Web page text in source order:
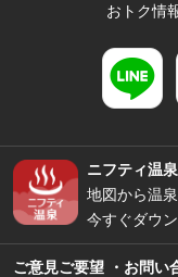
おトク情
ニフティ温
地図から温
今すぐダウン
ご意見ご要望 ・お問い